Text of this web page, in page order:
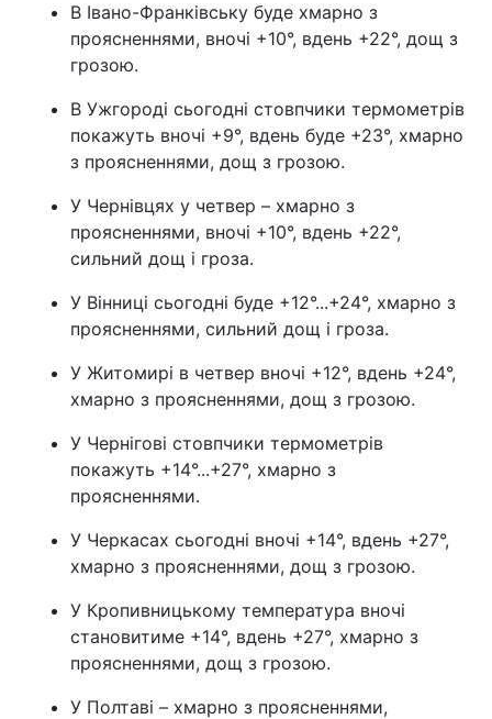
В Івано-Франківську буде хмарно з
проясненнями, вночі +10°, вдень +22°, дощ з
грозою.
В Ужгороді сьогодні стовпчики термометрів
покажуть вночі +9°, вдень буде +23°, хмарно
з проясненнями, дощ з грозою.
У Чернівцях у четвер – хмарно з
проясненнями, вночі +10°, вдень +22°,
сильний дощ і гроза.
У Вінниці сьогодні буде +12°...+24°, хмарно з
проясненнями, сильний дощ і гроза.
У Житомирі в четвер вночі +12°, вдень +24°,
хмарно з проясненнями, дощ з грозою.
У Чернігові стовпчики термометрів
покажуть +14°...+27°, хмарно з
проясненнями.
У Черкасах сьогодні вночі +14°, вдень +27°,
хмарно з проясненнями, дощ з грозою.
У Кропивницькому температура вночі
становитиме +14°, вдень +27°, хмарно з
проясненнями, дощ з грозою.
У Полтаві – хмарно з проясненнями,